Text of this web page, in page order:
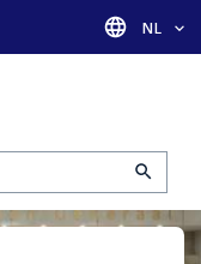
Taal
NL